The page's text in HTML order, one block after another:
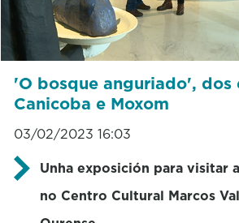
'O bosque anguriado', dos
Canicoba e Moxom
03/02/2023 16:03
Unha exposición para visitar
no Centro Cultural Marcos